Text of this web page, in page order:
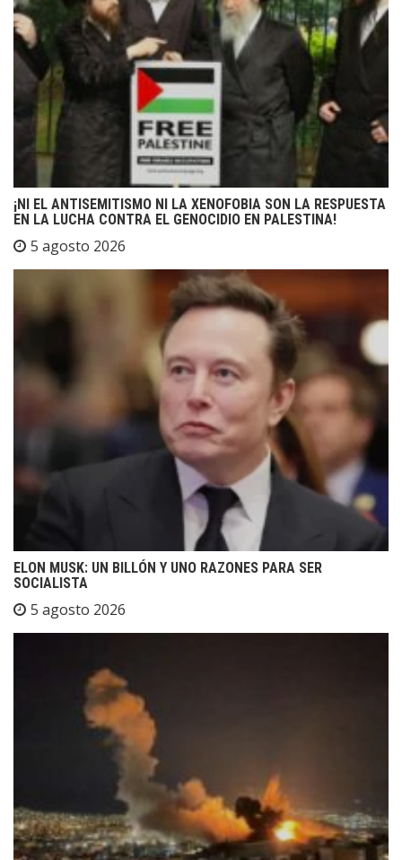
¡NI EL ANTISEMITISMO NI LA XENOFOBIA SON LA RESPUESTA
EN LA LUCHA CONTRA EL GENOCIDIO EN PALESTINA!
5 agosto 2026
ELON MUSK: UN BILLÓN Y UNO RAZONES PARA SER
SOCIALISTA
5 agosto 2026